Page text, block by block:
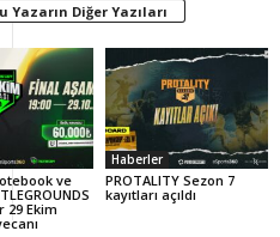
Yazarın Diğer Yazıları
ve
29 Ekim
Haberler
PROTALITY Sezon 7
kayıtları açıldı